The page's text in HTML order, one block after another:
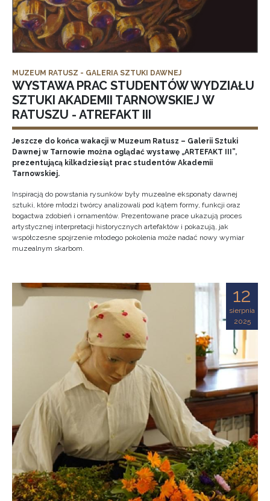
MUZEUM RATUSZ - GALERIA SZTUKI DAWNEJ
WYSTAWA PRAC STUDENTÓW WYDZIAŁU
SZTUKI AKADEMII TARNOWSKIEJ W
RATUSZU - ATREFAKT III
Jeszcze do końca wakacji w Muzeum Ratusz – Galerii Sztuki
Dawnej w Tarnowie można oglądać wystawę „ARTEFAKT III”,
prezentującą kilkadziesiąt prac studentów Akademii
Tarnowskiej.
Inspiracją do powstania rysunków były muzealne eksponaty dawnej
sztuki, które młodzi twórcy analizowali pod kątem formy, funkcji oraz
bogactwa zdobień i ornamentów. Prezentowane prace ukazują proces
artystycznej interpretacji historycznych artefaktów i pokazują, jak
współczesne spojrzenie młodego pokolenia może nadać nowy wymiar
muzealnym skarbom.
12
sierpnia
2025